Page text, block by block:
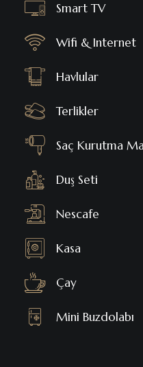
Smart TV
Wifi & Internet
Havlular
Terlikler
Saç Kurutma
Duş Seti
Nescafe
Kasa
Çay
Mini Buzdolabı